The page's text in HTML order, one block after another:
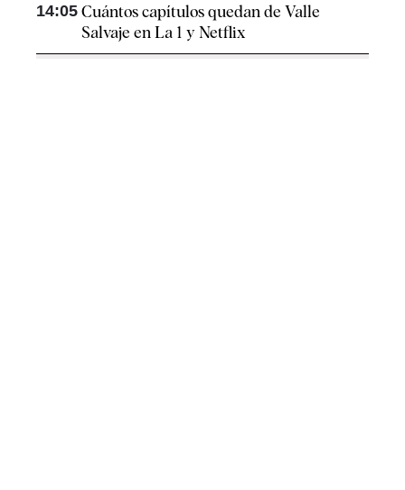
14:05 Cuántos capítulos quedan de Valle
Salvaje en La 1 y Netflix